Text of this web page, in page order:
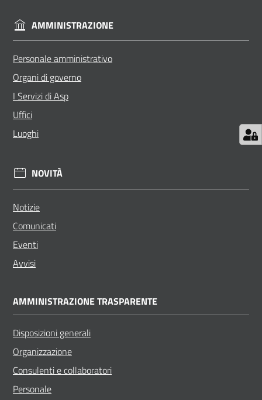
AMMINISTRAZIONE
Personale amministrativo
Organi di governo
I Servizi di Asp
Uffici
Luoghi
NOVITÀ
Notizie
Comunicati
Eventi
Avvisi
AMMINISTRAZIONE TRASPARENTE
Disposizioni generali
Organizzazione
Consulenti e collaboratori
Personale